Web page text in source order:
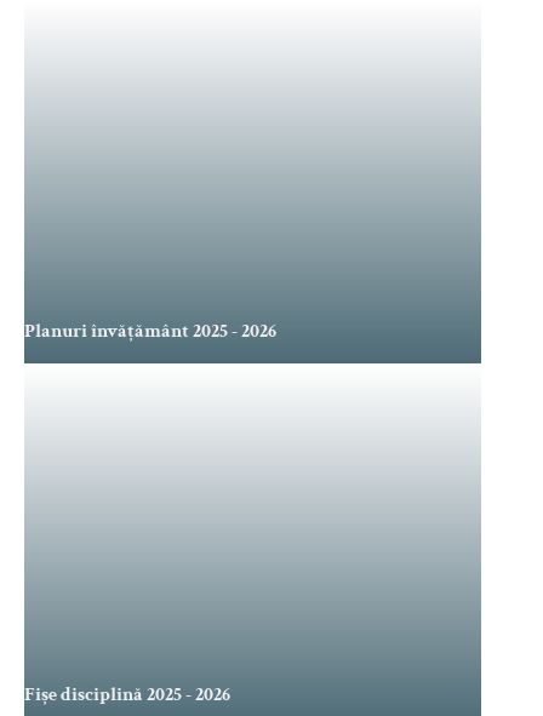
Planuri învățământ 2025 - 2026
Fișe disciplină 2025 - 2026